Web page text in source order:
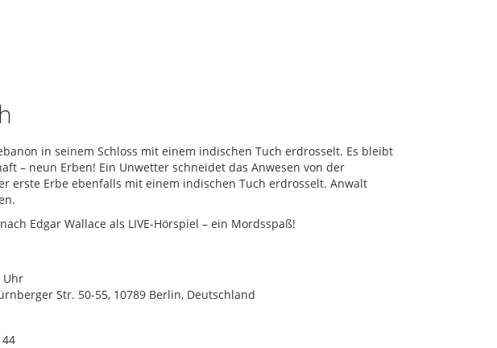
in seinem Schloss mit einem indischen Tuch erdrosselt. Es bleibt
– neun Erben! Ein Unwetter schneidet das Anwesen von der
erste Erbe ebenfalls mit einem indischen Tuch erdrosselt. Anwalt
Edgar Wallace als LIVE-Hörspiel – ein Mordsspaß!
Uhr
Str. 50-55, 10789 Berlin, Deutschland